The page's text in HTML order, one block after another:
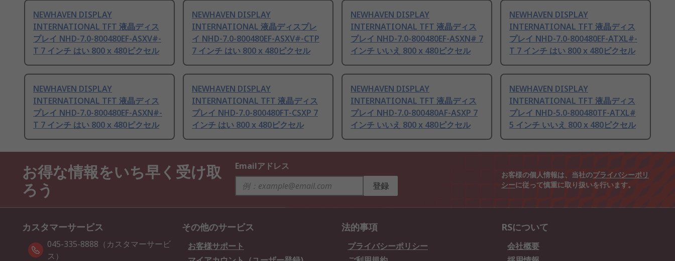
NEWHAVEN DISPLAY
INTERNATIONAL TFT 液晶ディス
プレイ NHD-7.0-800480EF-ASXV#-
T 7 インチ はい 800 x 480ピクセル
NEWHAVEN DISPLAY
INTERNATIONAL 液晶ディスプレ
イ NHD-7.0-800480EF-ASXV#-CTP
7 インチ はい 800 x 480ピクセル
NEWHAVEN DISPLAY
INTERNATIONAL TFT 液晶ディス
プレイ NHD-7.0-800480EF-ASXN# 7
インチ いいえ 800 x 480ピクセル
NEWHAVEN DISPLAY
INTERNATIONAL TFT 液晶ディス
プレイ NHD-7.0-800480EF-ATXL#-
T 7 インチ はい 800 x 480ピクセル
NEWHAVEN DISPLAY
INTERNATIONAL TFT 液晶ディス
プレイ NHD-7.0-800480EF-ASXN#-
T 7 インチ はい 800 x 480ピクセル
NEWHAVEN DISPLAY
INTERNATIONAL TFT 液晶ディス
プレイ NHD-7.0-800480FT-CSXP 7
インチ はい 800 x 480ピクセル
NEWHAVEN DISPLAY
INTERNATIONAL TFT 液晶ディス
プレイ NHD-7.0-800480AF-ASXP 7
インチ いいえ 800 x 480ピクセル
NEWHAVEN DISPLAY
INTERNATIONAL TFT 液晶ディス
プレイ NHD-5.0-800480TF-ATXL#
5 インチ いいえ 800 x 480ピクセル
お得な情報をいち早く受け取
ろう
Emailアドレス
登録
お客様の個人情報は、当社のプライバシーポリ
シーに従って慎重に取り扱いを行います。
カスタマーサービス
045-335-8888（カスタマーサービ
ス）
その他のサービス
お客様サポート
法的事項
プライバシーポリシー
RSについて
会社概要